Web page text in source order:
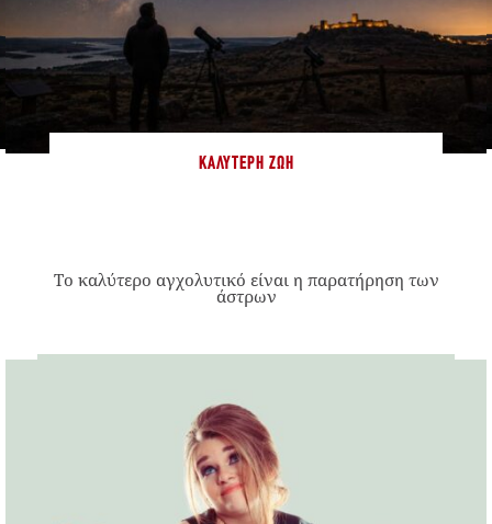
ΚΑΛΎΤΕΡΗ ΖΩΉ
Το καλύτερο αγχολυτικό είναι η παρατήρηση των
άστρων